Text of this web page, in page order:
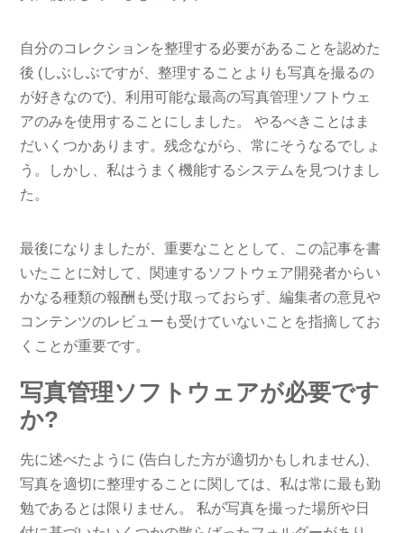
自分のコレクションを整理する必要があることを認めた
後 (しぶしぶですが、整理することよりも写真を撮るの
が好きなので)、利用可能な最高の写真管理ソフトウェ
アのみを使用することにしました。 やるべきことはま
だいくつかあります。残念ながら、常にそうなるでしょ
う。しかし、私はうまく機能するシステムを見つけまし
た。
最後になりましたが、重要なこととして、この記事を書
いたことに対して、関連するソフトウェア開発者からい
かなる種類の報酬も受け取っておらず、編集者の意見や
コンテンツのレビューも受けていないことを指摘してお
くことが重要です。
写真管理ソフトウェアが必要です
か?
先に述べたように (告白した方が適切かもしれません)、
写真を適切に整理することに関しては、私は常に最も勤
勉であるとは限りません。 私が写真を撮った場所や日